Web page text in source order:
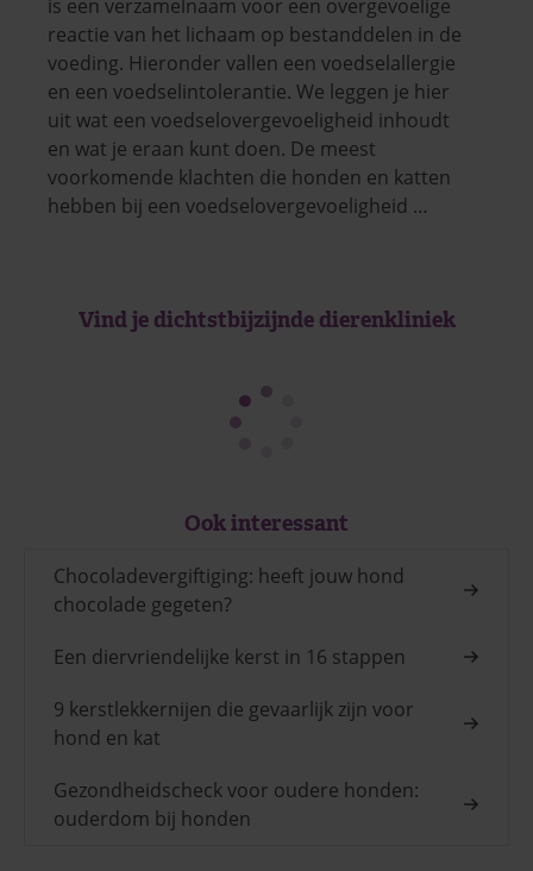
is een verzamelnaam voor een overgevoelige
reactie van het lichaam op bestanddelen in de
voeding. Hieronder vallen een voedselallergie
en een voedselintolerantie. We leggen je hier
uit wat een voedselovergevoeligheid inhoudt
en wat je eraan kunt doen. De meest
voorkomende klachten die honden en katten
hebben bij een voedselovergevoeligheid …
Vind je dichtstbijzijnde dierenkliniek
Ook interessant
Chocoladevergiftiging: heeft jouw hond
chocolade gegeten?
Een diervriendelijke kerst in 16 stappen
9 kerstlekkernijen die gevaarlijk zijn voor
hond en kat
Gezondheidscheck voor oudere honden:
ouderdom bij honden